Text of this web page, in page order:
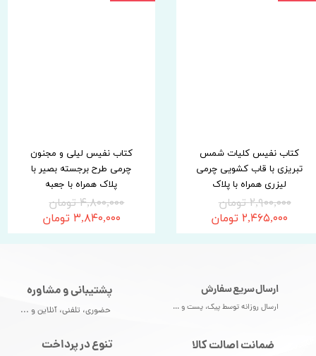
کتاب نفیس کلیات شمس
تبریزی با قاب کشویی چرمی
لیزری همراه با پلاک
۲,۹۰۰,۰۰۰ تومان
۲,۴۶۵,۰۰۰ تومان
کتاب نفیس لیلی و مجنون
چرمی طرح برجسته بصیر با
پلاک همراه با جعبه
۴,۸۰۰,۰۰۰ تومان
۳,۸۴۰,۰۰۰ تومان
ارسال سریع سفارش
ارسال روزانه توسط پیک، پست و ...
تنوع در پرداخت
پشتیبانی و مشاوره
حضوری، تلفنی، آنلاین و ...
ضمانت اصالت کالا